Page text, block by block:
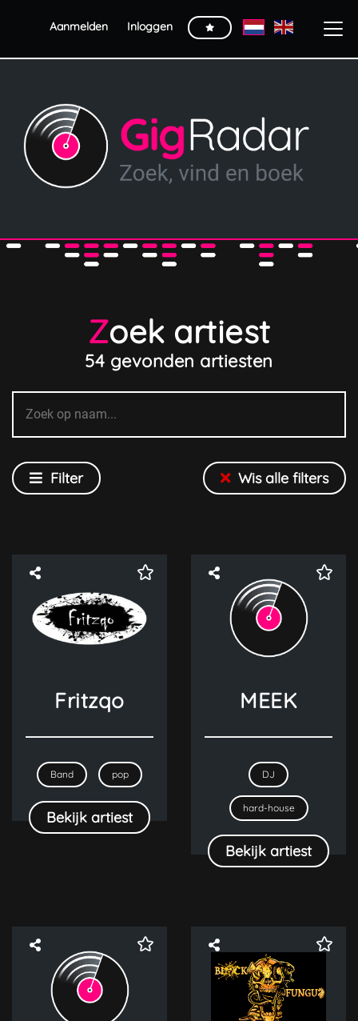
Aanmelden Inloggen
Zoek artiest
54 gevonden artiesten
Filter Wis alle filters
Soort
Band
Solo
Duo
Crew
Koor
Genre
Decennium
Fritzqo
Band pop
Bekijk artiest
MEEK
DJ
hard-house
Bekijk artiest